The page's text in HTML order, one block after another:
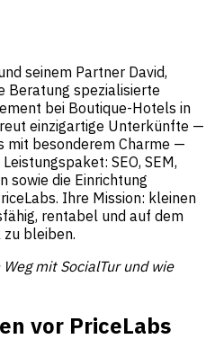
seinem Partner David,
Beratung spezialisierte
bei Boutique-Hotels in
einzigartige Unterkünfte —
mit besonderem Charme —
SEO, SEM,
sowie die Einrichtung
Ihre Mission: kleinen
rentabel und auf dem
zu bleiben.
mit SocialTur und wie
vor PriceLabs